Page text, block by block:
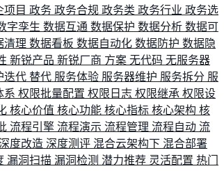
项目 政务 政务合规 政务类 政务行业 政务选
字孪生 数据互通 数据保护 数据分析 数据可
清理 数据看板 数据自动化 数据防护 数据隐
新锐产品 新锐厂商 方案 无代码 无服务器
迭代 替代 服务体验 服务器维护 服务拆分 服
系 权限批量配置 权限日志 权限继承 权限设
核心价值 核心功能 核心指标 核心架构 核
流程引擎 流程演示 流程管理 流程自动 流
度改造 深度测评 混合云架构下 混合部署
漏洞扫描 漏洞检测 潜力推荐 灵活配置 热门